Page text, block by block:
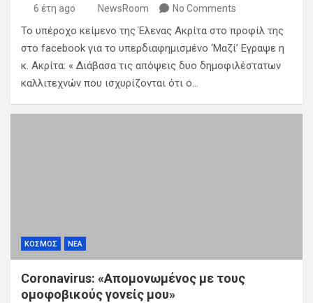
6 έτη ago NewsRoom No Comments
Το υπέροχο κείμενο της Έλενας Ακρίτα στο προφίλ της
στο facebook για το υπερδιαφημισμένο ‘Μαζί’ Εγραψε η
κ. Ακρίτα: « Διάβασα τις απόψεις δυο δημοφιλέστατων
καλλιτεχνών που ισχυρίζονται ότι ο…
ΚΟΣΜΟΣ ΝΕΑ
Coronavirus: «Απομονωμένος με τους
ομοφοβικούς γονείς μου»